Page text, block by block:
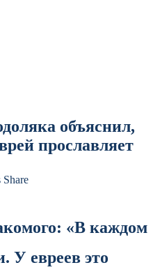
объяснил,
прославляет
Share
«В каждом
У евреев это